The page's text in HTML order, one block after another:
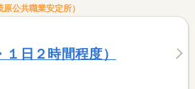
公共職業安定所）
日２時間程度）